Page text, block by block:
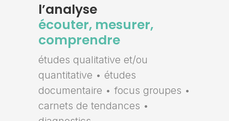
l’analyse
écouter, mesurer,
comprendre
études qualitative et/ou
quantitative • études
documentaire • focus groupes •
carnets de tendances •